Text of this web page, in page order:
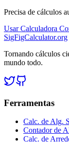
Precisa de cálculos
Usar Calculadora
SigFigCalculator.org
Tornando cálculos
mundo todo.
Ferramentas
Calc. de Alg.
Contador de
Calc. de